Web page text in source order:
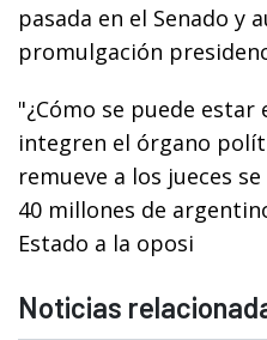
pasada en el Senado y
promulgación
"¿Cómo se puede
integren el órgano
remueve a los jueces
40 millones de
Estado a la oposi
Noticias